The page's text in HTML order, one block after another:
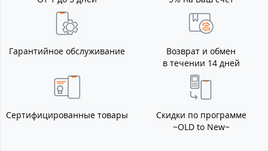
Гарантийное обслуживание
Возврат и обмен
в течении 14 дней
Сертифицированные товары
Скидки по программе
~OLD to New~